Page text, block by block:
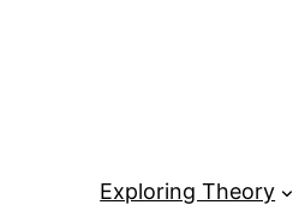
Exploring Theory